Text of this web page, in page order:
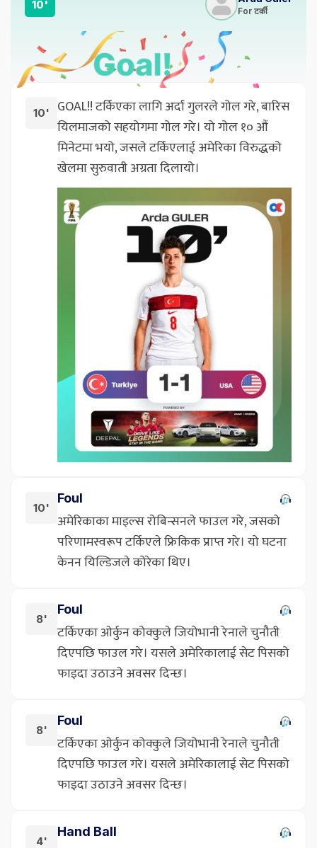
10' For टर्की
10'
GOAL!! टर्किएका लागि अर्दा गुलरले गोल गरे, बारिस
यिलमाजको सहयोगमा गोल गरे। यो गोल १० औं
मिनेटमा भयो, जसले टर्किएलाई अमेरिका विरुद्धको
खेलमा सुरुवाती अग्रता दिलायो।
10'
Foul
अमेरिकाका माइल्स रोबिन्सनले फाउल गरे, जसको
परिणामस्वरूप टर्किएले फ्रिकिक प्राप्त गरे। यो घटना
केनन यिल्डिजले कोरेका थिए।
8'
Foul
टर्किएका ओर्कुन कोक्कुले जियोभानी रेनाले चुनौती
दिएपछि फाउल गरे। यसले अमेरिकालाई सेट पिसको
फाइदा उठाउने अवसर दिन्छ।
8'
Foul
टर्किएका ओर्कुन कोक्कुले जियोभानी रेनाले चुनौती
दिएपछि फाउल गरे। यसले अमेरिकालाई सेट पिसको
फाइदा उठाउने अवसर दिन्छ।
4'
Hand Ball